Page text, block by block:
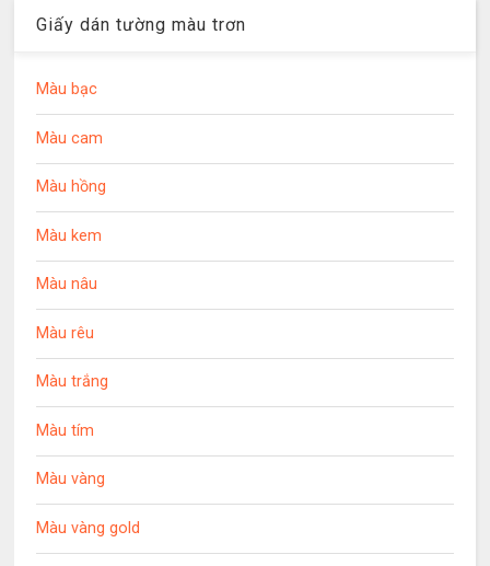
Giấy dán tường màu trơn
Màu bạc
Màu cam
Màu hồng
Màu kem
Màu nâu
Màu rêu
Màu trắng
Màu tím
Màu vàng
Màu vàng gold